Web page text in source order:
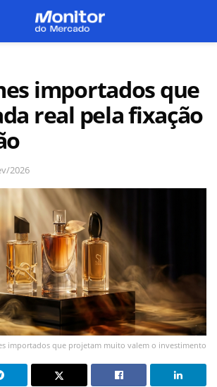
importados que
real pela fixação
2026
importados que projetam muito valem o investimento